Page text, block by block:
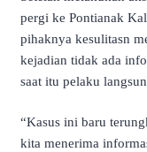
pergi ke Pontianak
pihaknya kesulitasn
kejadian tidak ada
saat itu pelaku
“Kasus ini baru
kita menerima